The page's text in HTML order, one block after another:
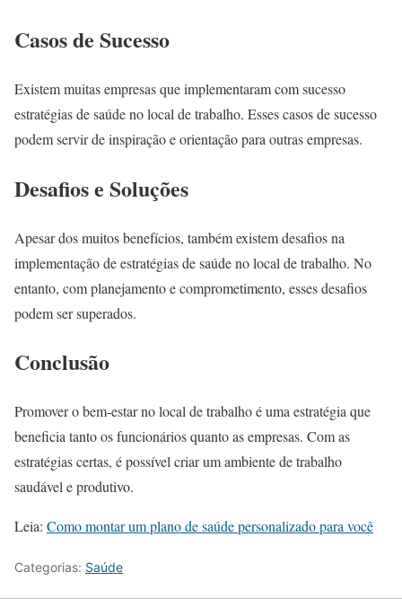
Casos de Sucesso
Existem muitas empresas que implementaram com sucesso
estratégias de saúde no local de trabalho. Esses casos de sucesso
podem servir de inspiração e orientação para outras empresas.
Desafios e Soluções
Apesar dos muitos benefícios, também existem desafios na
implementação de estratégias de saúde no local de trabalho. No
entanto, com planejamento e comprometimento, esses desafios
podem ser superados.
Conclusão
Promover o bem-estar no local de trabalho é uma estratégia que
beneficia tanto os funcionários quanto as empresas. Com as
estratégias certas, é possível criar um ambiente de trabalho
saudável e produtivo.
Leia: Como montar um plano de saúde personalizado para você
Categorias: Saúde